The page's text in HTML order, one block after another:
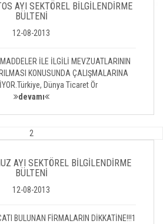
AYI SEKTÖREL BİLGİLENDİRME
BÜLTENİ
12-08-2013
İLE İLGİLİ MEVZUATLARININ
KONUSUNDA ÇALIŞMALARINA
Dünya Ticaret Ör
devamı
2
AYI SEKTÖREL BİLGİLENDİRME
BÜLTENİ
12-08-2013
BULUNAN FİRMALARIN DİKKATİNE!!!1